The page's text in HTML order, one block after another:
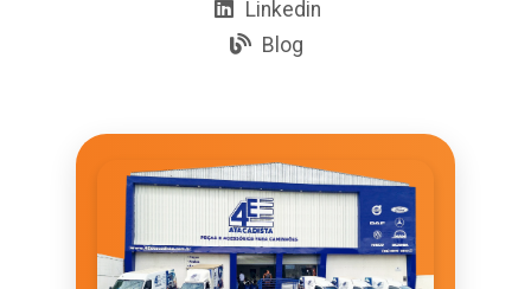
Linkedin
Blog